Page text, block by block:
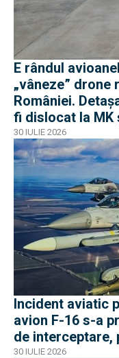
E rândul
„vâneze” drone
României.
fi dislocat la MK
aerian românesc
30 IULIE 2026
Incident aviatic
avion F-16 s-a
de
30 IULIE 2026